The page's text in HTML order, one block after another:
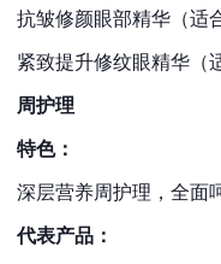
抗皱修颜眼部精华（适
紧致提升修纹眼精华（
周护理
特色：
深层营养周护理，全面
代表产品：